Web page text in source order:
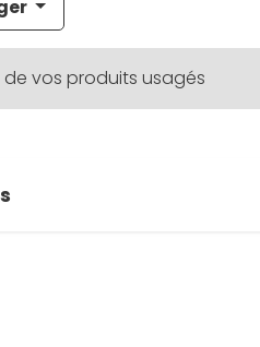
de vos produits usagés